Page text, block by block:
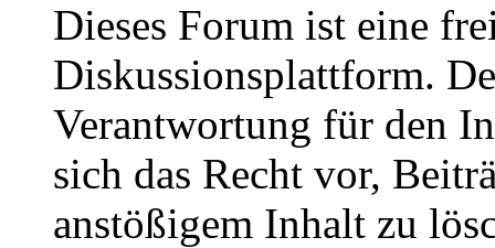
Dieses Forum ist eine
Diskussionsplattform.
Verantwortung für den
sich das Recht vor,
anstößigem Inhalt zu